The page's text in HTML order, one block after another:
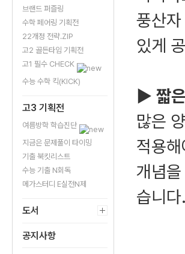
브랜드 퍼즐링
수학 페어링 기획전
22개정 전략.ZIP
고2 골든타임 기획전
고1 필수 CHECK
수능 수학 킥(KICK)
고3 기획전
여름방학 학습진단
지금은 문제풀이 타이밍
기출 북킷리스트
수능 기출 N회독
메가스터디 E실전N제
도서
공지사항
풍산
있게
▶ 짧
많은
적용
개념
습니